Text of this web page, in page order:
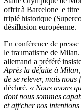
offrir à Barcelone le titre
triplé historique
désillusion européenne.
En conférence de
le traumatisme de
allemand a préféré
Après la défaite à Milan,
de se relever, mais nous
déclaré. « Nous avons
dont nous sommes
et afficher nos intentions